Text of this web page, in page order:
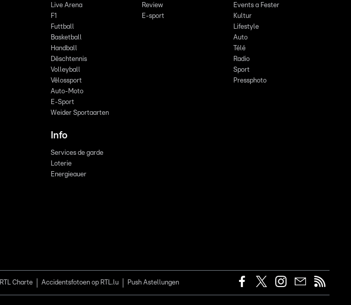
Live Arena
F1
Futtball
Basketball
Handball
Dëschtennis
Volleyball
Vëlossport
Auto-Moto
E-Sport
Weider Sportaarten
Review
E-sport
Events a Fester
Kultur
Lifestyle
Auto
Télé
Radio
Sport
Pressphoto
Info
Services de garde
Loterie
Energieauer
RTL Charte Accidentsfotoen op RTL.lu Push Astellungen